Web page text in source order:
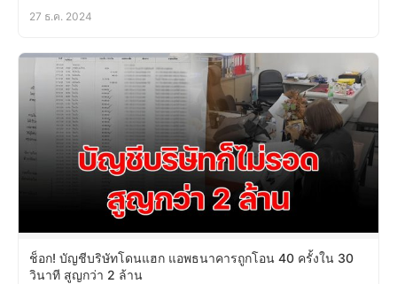
27 ธ.ค. 2024
ช็อก! บัญชีบริษัทโดนแฮก แอพธนาคารถูกโอน 40 ครั้งใน 30
วินาที สูญกว่า 2 ล้าน